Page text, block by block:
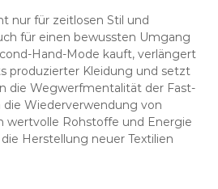
nur für zeitlosen Stil und
für einen bewussten Umgang
Hand-Mode kauft, verlängert
produzierter Kleidung und setzt
die Wegwerfmentalität der Fast-
die Wiederverwendung von
wertvolle Rohstoffe und Energie
Herstellung neuer Textilien